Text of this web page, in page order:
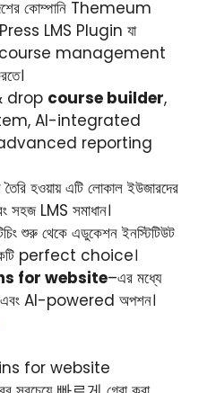
কোম্পানি Themeum
LMS Plugin যা
course management
drop course builder,
AI-integrated
reporting
হওয়ায় এটি লোকাল ইউজারদের
LMS সমাধান।
শুরু থেকে এডুকেশন ইনস্টিটিউট
একটি perfect choice।
for website–এর মধ্যে
AI-powered অপশন।